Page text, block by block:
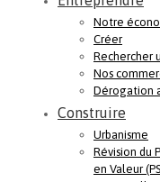
Notre
Créer
Rechercher
Nos
Dérogation
Construire
Urbanisme
Révision du
en Valeur